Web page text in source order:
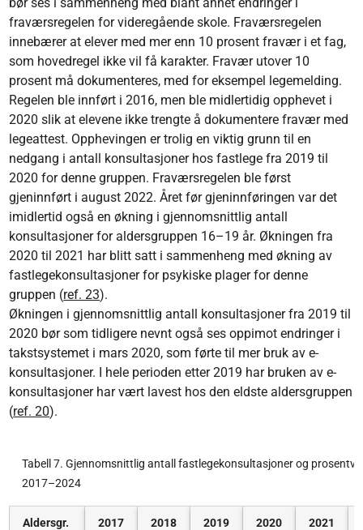
fraværsregelen for videregående skole. Fraværsregelen
innebærer at elever med mer enn 10 prosent fravær i et fag,
som hovedregel ikke vil få karakter. Fravær utover 10
prosent må dokumenteres, med for eksempel legemelding.
Regelen ble innført i 2016, men ble midlertidig opphevet i
2020 slik at elevene ikke trengte å dokumentere fravær med
legeattest. Opphevingen er trolig en viktig grunn til en
nedgang i antall konsultasjoner hos fastlege fra 2019 til
2020 for denne gruppen. Fraværsregelen ble først
gjeninnført i august 2022. Året før gjeninnføringen var det
imidlertid også en økning i gjennomsnittlig antall
konsultasjoner for aldersgruppen 16–19 år. Økningen fra
2020 til 2021 har blitt satt i sammenheng med økning av
fastlegekonsultasjoner for psykiske plager for denne
gruppen (ref. 23).
Økningen i gjennomsnittlig antall konsultasjoner fra 2019 til
2020 bør som tidligere nevnt også ses oppimot endringer i
takstsystemet i mars 2020, som førte til mer bruk av e-
konsultasjoner. I hele perioden etter 2019 har bruken av e-
konsultasjoner har vært lavest hos den eldste aldersgruppen
(ref. 20).
Tabell 7. Gjennomsnittlig antall fastlegekonsultasjoner og
2017–2024
Aldersgr. 2017 2018 2019 2020 2021